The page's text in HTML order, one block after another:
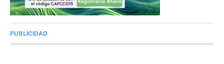
PUBLICIDAD